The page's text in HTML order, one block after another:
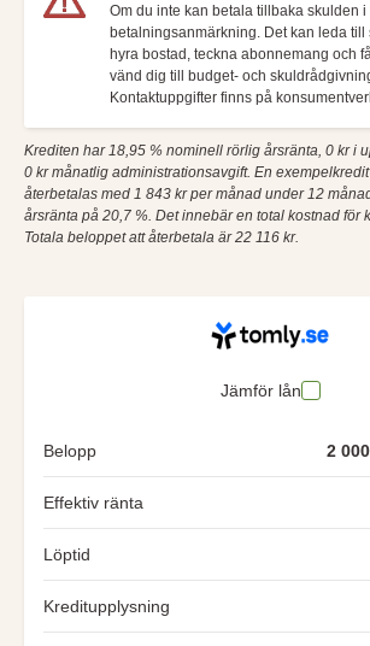
Om du inte kan betala tillbaka skulden
betalningsanmärkning. Det kan leda till
hyra bostad, teckna abonnemang och
vänd dig till budget- och
Kontaktuppgifter finns på
Krediten har 18,95 % nominell rörlig årsränta, 0 kr i
0 kr månatlig administrationsavgift. En
återbetalas med 1 843 kr per månad under 12
årsränta på 20,7 %. Det innebär en total kostnad för
Totala beloppet att återbetala är 22 116 kr.
Jämför lån
Belopp 2
Effektiv ränta
Löptid
Kreditupplysning